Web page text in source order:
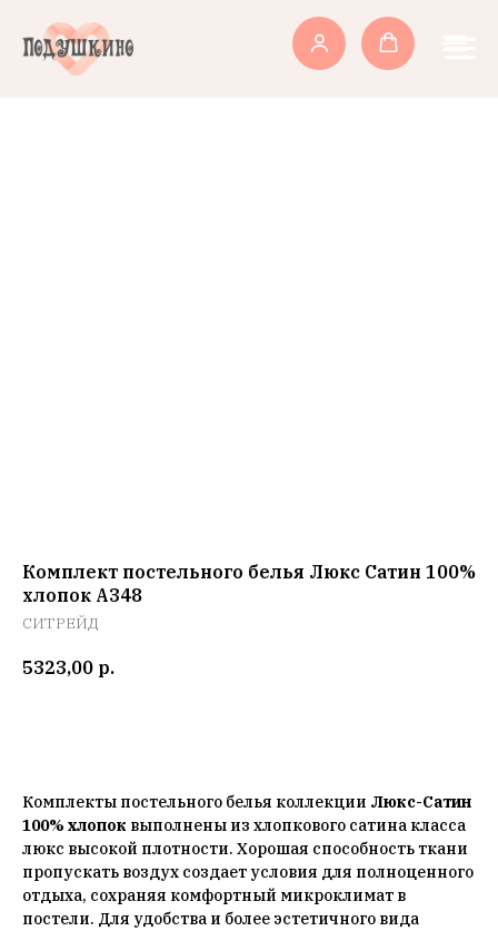
Комплект постельного белья Люкс Сатин 100%
хлопок A348
СИТРЕЙД
5323,00 р.
Комплекты постельного белья коллекции Люкс-Сатин
100% хлопок выполнены из хлопкового сатина класса
люкс высокой плотности. Хорошая способность ткани
пропускать воздух создает условия для полноценного
отдыха, сохраняя комфортный микроклимат в
постели. Для удобства и более эстетичного вида